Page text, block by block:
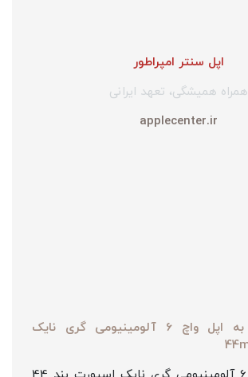
اپل سنتر امپراطور
همراه همیشگی، تعهد ایرانی
applecenter.ir
عبارات مرتبط به اپل واچ 6 آلومینیومی گری نایک